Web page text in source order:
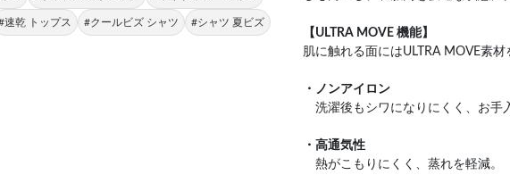
速乾 トップス #クールビズ シャツ #シャツ 夏ビズ
【ULTRA MOVE 機能】
肌に触れる面にはULTRA MOVE素
・ノンアイロン
洗濯後もシワになりにくく、お手
・高通気性
熱がこもりにくく、蒸れを軽減。